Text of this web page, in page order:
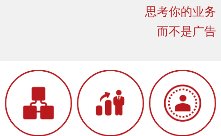
思考你的业务
而不是广告